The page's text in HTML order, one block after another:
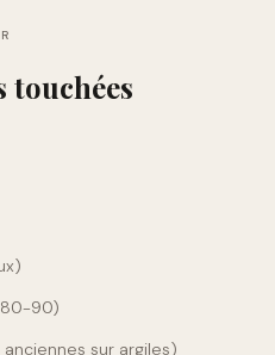
touchées
80-90)
sur argiles)